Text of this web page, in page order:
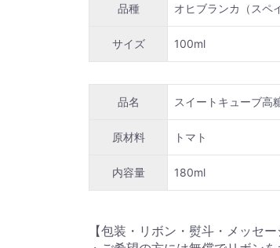
品種 オヒブランカ（スペ
サイズ 100ml
品名 スイートキューブ高
原材料 トマト
内容量 180ml
【包装・リボン・熨斗・メッセ